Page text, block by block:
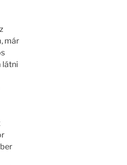
már
látni